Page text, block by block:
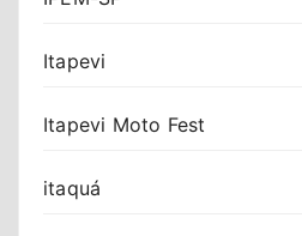
Itapevi
Itapevi Moto Fest
itaquá